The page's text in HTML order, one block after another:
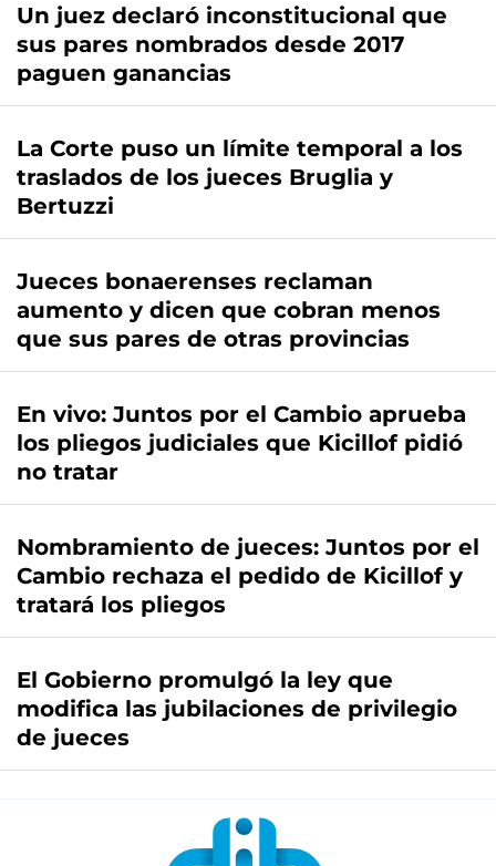
Un juez declaró inconstitucional que
sus pares nombrados desde 2017
paguen ganancias
La Corte puso un límite temporal a los
traslados de los jueces Bruglia y
Bertuzzi
Jueces bonaerenses reclaman
aumento y dicen que cobran menos
que sus pares de otras provincias
En vivo: Juntos por el Cambio aprueba
los pliegos judiciales que Kicillof pidió
no tratar
Nombramiento de jueces: Juntos por el
Cambio rechaza el pedido de Kicillof y
tratará los pliegos
El Gobierno promulgó la ley que
modifica las jubilaciones de privilegio
de jueces